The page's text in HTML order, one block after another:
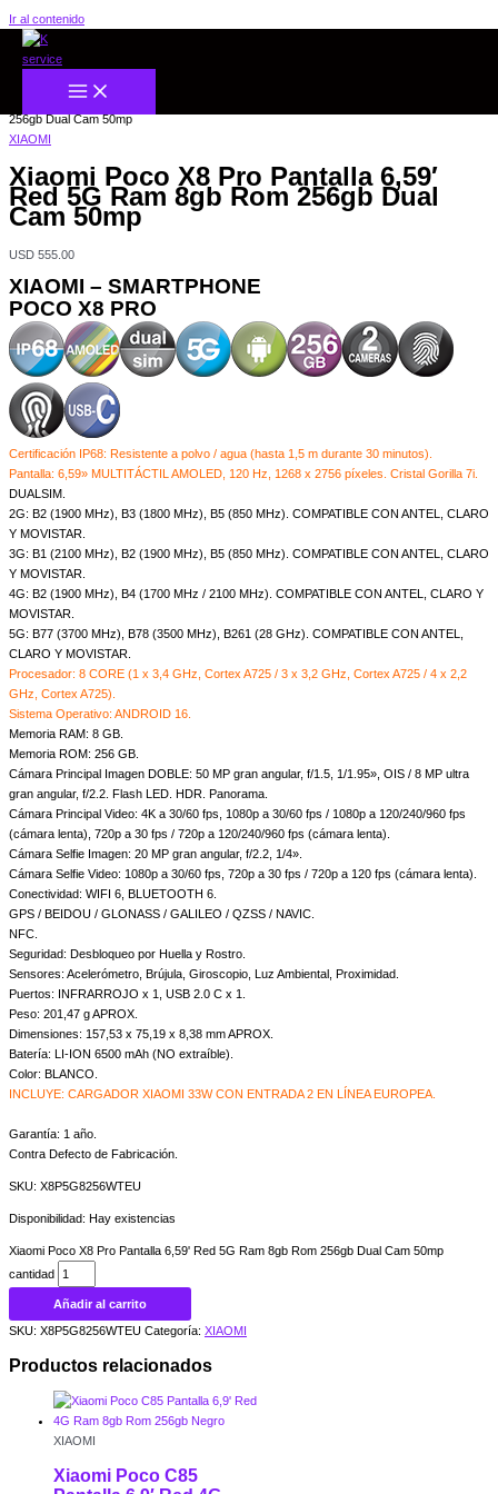
Ir al contenido
CELULARES
256gb Dual Cam 50mp
XIAOMI
Xiaomi Poco X8 Pro Pantalla 6,59′
Red 5G Ram 8gb Rom 256gb Dual
Cam 50mp
USD 555.00
XIAOMI – SMARTPHONE
POCO X8 PRO
Certificación IP68: Resistente a polvo / agua (hasta 1,5 m durante 30 minutos).
Pantalla: 6,59» MULTITÁCTIL AMOLED, 120 Hz, 1268 x 2756 píxeles. Cristal Gorilla 7i.
DUALSIM.
2G: B2 (1900 MHz), B3 (1800 MHz), B5 (850 MHz). COMPATIBLE CON ANTEL, CLARO
Y MOVISTAR.
3G: B1 (2100 MHz), B2 (1900 MHz), B5 (850 MHz). COMPATIBLE CON ANTEL, CLARO
Y MOVISTAR.
4G: B2 (1900 MHz), B4 (1700 MHz / 2100 MHz). COMPATIBLE CON ANTEL, CLARO Y
MOVISTAR.
5G: B77 (3700 MHz), B78 (3500 MHz), B261 (28 GHz). COMPATIBLE CON ANTEL,
CLARO Y MOVISTAR.
Procesador: 8 CORE (1 x 3,4 GHz, Cortex A725 / 3 x 3,2 GHz, Cortex A725 / 4 x 2,2
GHz, Cortex A725).
Sistema Operativo: ANDROID 16.
Memoria RAM: 8 GB.
Memoria ROM: 256 GB.
Cámara Principal Imagen DOBLE: 50 MP gran angular, f/1.5, 1/1.95», OIS / 8 MP ultra
gran angular, f/2.2. Flash LED. HDR. Panorama.
Cámara Principal Video: 4K a 30/60 fps, 1080p a 30/60 fps / 1080p a 120/240/960 fps
(cámara lenta), 720p a 30 fps / 720p a 120/240/960 fps (cámara lenta).
Cámara Selfie Imagen: 20 MP gran angular, f/2.2, 1/4».
Cámara Selfie Video: 1080p a 30/60 fps, 720p a 30 fps / 720p a 120 fps (cámara lenta).
Conectividad: WIFI 6, BLUETOOTH 6.
GPS / BEIDOU / GLONASS / GALILEO / QZSS / NAVIC.
NFC.
Seguridad: Desbloqueo por Huella y Rostro.
Sensores: Acelerómetro, Brújula, Giroscopio, Luz Ambiental, Proximidad.
Puertos: INFRARROJO x 1, USB 2.0 C x 1.
Peso: 201,47 g APROX.
Dimensiones: 157,53 x 75,19 x 8,38 mm APROX.
Batería: LI-ION 6500 mAh (NO extraíble).
Color: BLANCO.
INCLUYE: CARGADOR XIAOMI 33W CON ENTRADA 2 EN LÍNEA EUROPEA.
Garantía: 1 año.
Contra Defecto de Fabricación.
SKU: X8P5G8256WTEU
Disponibilidad: Hay existencias
Xiaomi Poco X8 Pro Pantalla 6,59' Red 5G Ram 8gb Rom 256gb Dual Cam 50mp
cantidad
Añadir al carrito
SKU: X8P5G8256WTEU Categoría: XIAOMI
Productos relacionados
XIAOMI
Xiaomi Poco C85